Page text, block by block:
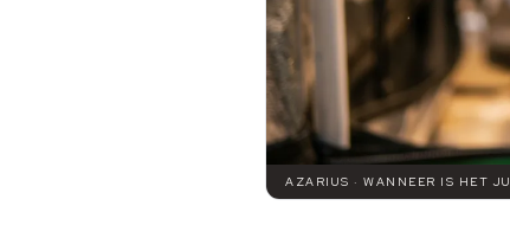
AZARIUS · WANNEER IS HET